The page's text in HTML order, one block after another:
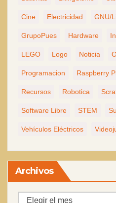
Cine Electricidad GNU/
GrupoPues Hardware
LEGO Logo Noticia
Programacion Raspberry
Recursos Robotica
Software Libre STEM
Vehículos Eléctricos
Archivos
Archivos